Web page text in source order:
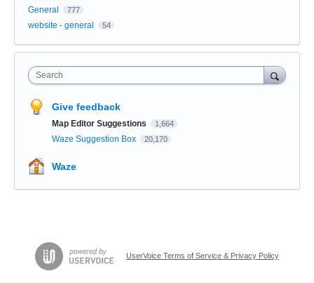
General 777
website - general 54
Search
Give feedback
Map Editor Suggestions 1,664
Waze Suggestion Box 20,170
Waze
UserVoice Terms of Service & Privacy Policy